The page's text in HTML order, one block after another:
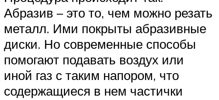
Абразив – это то, чем можно резать
металл. Ими покрыты абразивные
диски. Но современные способы
помогают подавать воздух или
иной газ с таким напором, что
содержащиеся в нем частички